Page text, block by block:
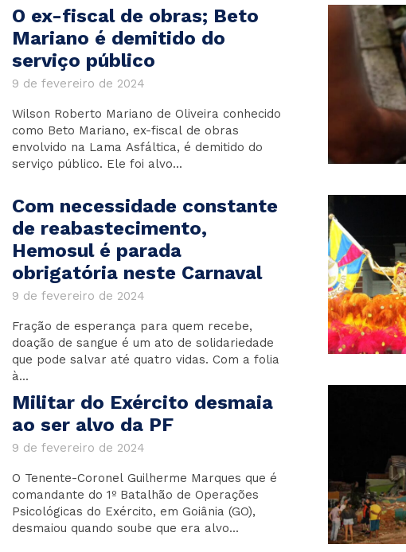
O ex-fiscal de obras; Beto
Mariano é demitido do
serviço público
9 de fevereiro de 2024
Wilson Roberto Mariano de Oliveira conhecido
como Beto Mariano, ex-fiscal de obras
envolvido na Lama Asfáltica, é demitido do
serviço público. Ele foi alvo...
Com necessidade constante
de reabastecimento,
Hemosul é parada
obrigatória neste Carnaval
9 de fevereiro de 2024
Fração de esperança para quem recebe,
doação de sangue é um ato de solidariedade
que pode salvar até quatro vidas. Com a folia
à...
Militar do Exército desmaia
ao ser alvo da PF
9 de fevereiro de 2024
O Tenente-Coronel Guilherme Marques que é
comandante do 1º Batalhão de Operações
Psicológicas do Exército, em Goiânia (GO),
desmaiou quando soube que era alvo...